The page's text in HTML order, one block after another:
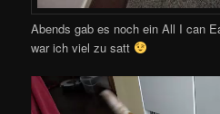
Abends gab es noch ein All I can
war ich viel zu satt
Video-
Player